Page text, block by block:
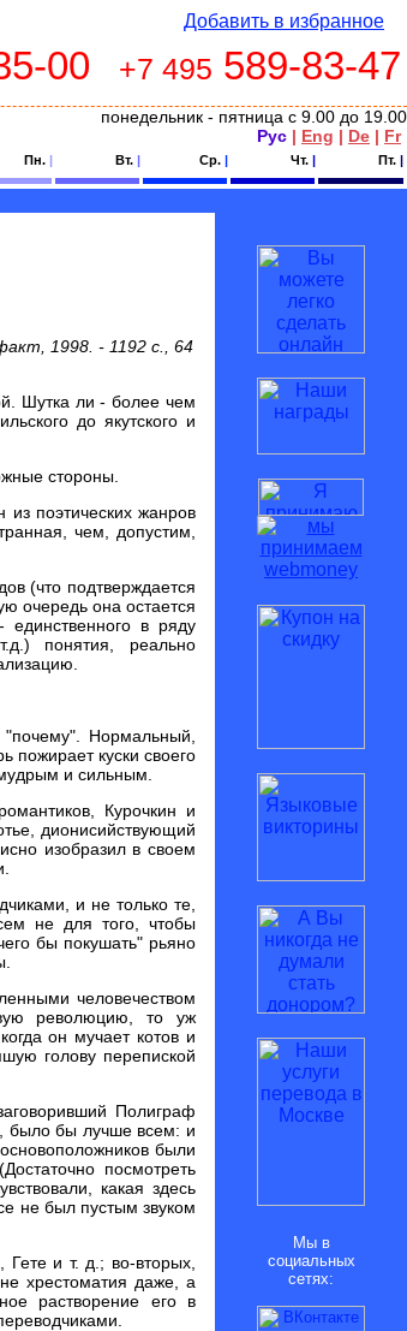
Добавить в избранное
00 +7 495 589-83-47
понедельник - пятница с 9.00 до 19.00
Рус | Eng | De | Fr
Пн. | Вт. | Ср. | Чт. | Пт. |
1998. - 1192 с., 64
Шутка ли - более чем
до якутского и
стороны.
из поэтических жанров
чем, допустим,
(что подтверждается
очередь она остается
единственного в ряду
понятия, реально
Нормальный,
пожирает куски своего
и сильным.
Курочкин и
дионисийствующий
изобразил в своем
и не только те,
не для того, чтобы
бы покушать" рьяно
человечеством
революцию, то уж
он мучает котов и
голову перепиской
Полиграф
было бы лучше всем: и
были
посмотреть
какая здесь
не был пустым звуком
и т. д.; во-вторых,
хрестоматия даже, а
растворение его в
Мы в
социальных
сетях: